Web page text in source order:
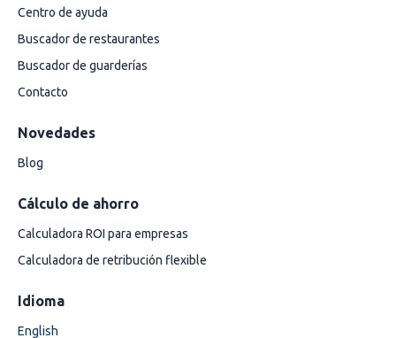
Centro de ayuda
Buscador de restaurantes
Buscador de guarderías
Contacto
Novedades
Blog
Cálculo de ahorro
Calculadora ROI para empresas
Calculadora de retribución flexible
Idioma
English